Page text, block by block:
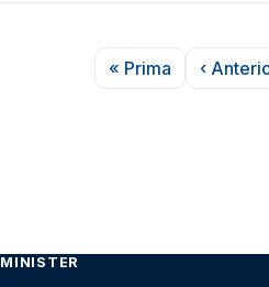
Prima pagină
« Prima ‹
MINISTER